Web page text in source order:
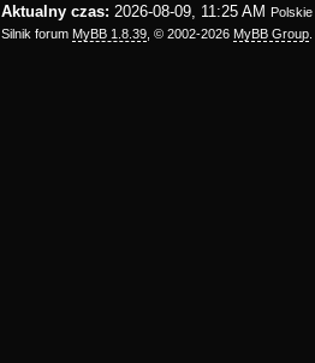
Aktualny czas: 2026-08-09, 11:25 AM
Silnik forum MyBB 1.8.39 , © 2002-2026 MyBB Group